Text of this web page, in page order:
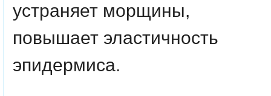
устраняет морщины,
повышает эластичность
эпидермиса.